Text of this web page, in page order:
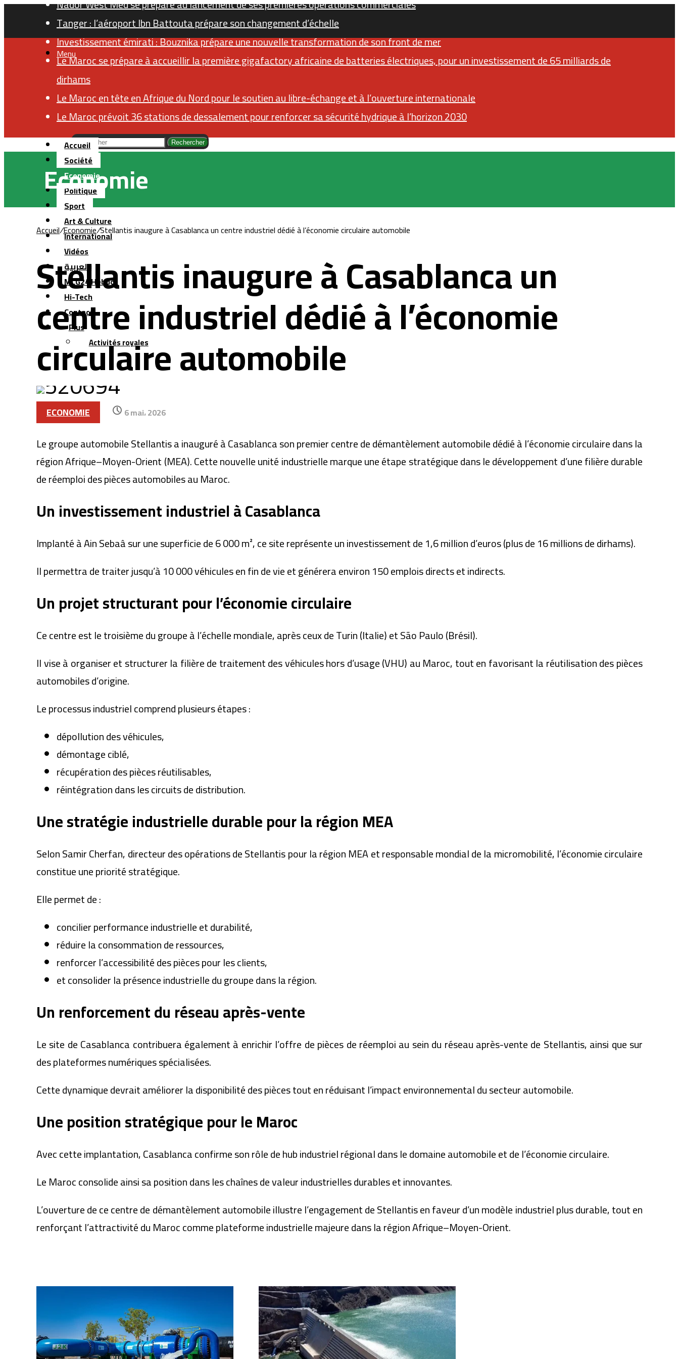
Nador West Med se prépare au lancement de ses premières opérations commerciales
Tanger : l’aéroport Ibn Battouta prépare son changement d’échelle
Investissement émirati : Bouznika prépare une nouvelle transformation de son front de mer
Le Maroc se prépare à accueillir la première gigafactory africaine de batteries électriques, pour un investissement de 65 milliards de
dirhams
Le Maroc en tête en Afrique du Nord pour le soutien au libre-échange et à l’ouverture internationale
Le Maroc prévoit 36 stations de dessalement pour renforcer sa sécurité hydrique à l’horizon 2030
Rechercher Sidebar (barre latérale)RSSInstagramYouTubeTwitterFacebook
Menu
Accueil
Société
Economie
Politique
Sport
Art & Culture
International
Vidéos
بالعربية
MCG24 Hebdo
Hi-Tech
Contact
Plus
Activités royales
Economie
Accueil/Economie/Stellantis inaugure à Casablanca un centre industriel dédié à l’économie circulaire automobile
Stellantis inaugure à Casablanca un
centre industriel dédié à l’économie
circulaire automobile
ECONOMIE 6 mai، 2026
Le groupe automobileStellantisa inauguré à Casablanca son premier centre de démantèlement automobile dédié à l’économie circulaire dans la
région Afrique–Moyen-Orient (MEA). Cette nouvelle unité industrielle marque une étape stratégique dans le développement d’une filière durable
de réemploi des pièces automobiles au Maroc.
Un investissement industriel à Casablanca
Implanté à Ain Sebaâ sur une superficie de 6 000 m², ce site représente un investissement de 1,6 million d’euros (plus de 16 millions de dirhams).
Il permettra de traiter jusqu’à 10 000 véhicules en fin de vie et générera environ 150 emplois directs et indirects.
Un projet structurant pour l’économie circulaire
Ce centre est le troisième du groupe à l’échelle mondiale, après ceux de Turin (Italie) et São Paulo (Brésil).
Il vise à organiser et structurer la filière de traitement des véhicules hors d’usage (VHU) au Maroc, tout en favorisant la réutilisation des pièces
automobiles d’origine.
Le processus industriel comprend plusieurs étapes :
dépollution des véhicules,
démontage ciblé,
récupération des pièces réutilisables,
réintégration dans les circuits de distribution.
Une stratégie industrielle durable pour la région MEA
Selon Samir Cherfan, directeur des opérations de Stellantis pour la région MEA et responsable mondial de la micromobilité, l’économie circulaire
constitue une priorité stratégique.
Elle permet de :
concilier performance industrielle et durabilité,
réduire la consommation de ressources,
renforcer l’accessibilité des pièces pour les clients,
et consolider la présence industrielle du groupe dans la région.
Un renforcement du réseau après-vente
Le site de Casablanca contribuera également à enrichir l’offre de pièces de réemploi au sein du réseau après-vente de Stellantis, ainsi que sur
des plateformes numériques spécialisées.
Cette dynamique devrait améliorer la disponibilité des pièces tout en réduisant l’impact environnemental du secteur automobile.
Une position stratégique pour le Maroc
Avec cette implantation, Casablanca confirme son rôle de hub industriel régional dans le domaine automobile et de l’économie circulaire.
Le Maroc consolide ainsi sa position dans les chaînes de valeur industrielles durables et innovantes.
L’ouverture de ce centre de démantèlement automobile illustre l’engagement de Stellantis en faveur d’un modèle industriel plus durable, tout en
renforçant l’attractivité du Maroc comme plateforme industrielle majeure dans la région Afrique–Moyen-Orient.